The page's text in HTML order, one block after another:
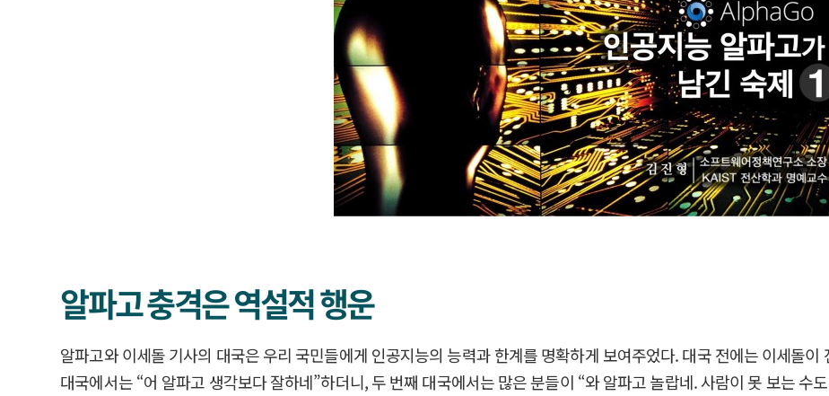
알파고 충격은 역설적 행운
알파고와 이세돌 기사의 대국은 우리 국민들에게 인공지능의 능력과 한계를 명확하게 보여주었다. 대국 전에는 이세돌
대국에서는 “어 알파고 생각보다 잘하네”하더니, 두 번째 대국에서는 많은 분들이 “와 알파고 놀랍네. 사람이 못 보는 수